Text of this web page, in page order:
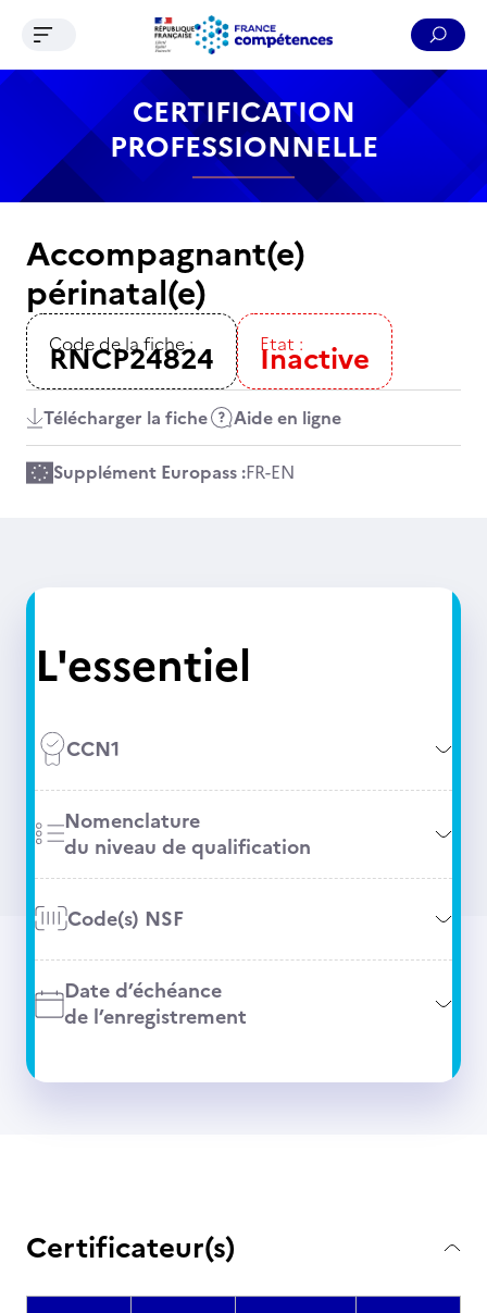
Contenu Recherche Menu Pied de page
Ouvrir le menu de navigation
CERTIFICATION
PROFESSIONNELLE
Accompagnant(e)
périnatal(e)
Code de la fiche :
RNCP24824 Etat :
Inactive
Télécharger la fiche Aide en ligne
Supplément Europass :FR-EN
L'essentiel
CCN1
Nomenclature
du niveau de qualification
Code(s) NSF
Date d’échéance
de l’enregistrement
Certificateur(s)